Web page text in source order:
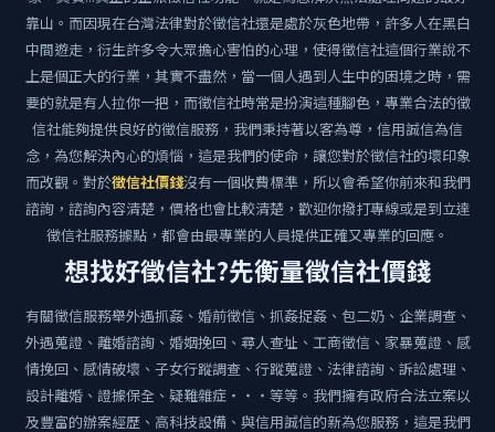
靠山。而因現在台灣法律對於徵信社還是處於灰色地帶，許多人在黑白
中間遊走，衍生許多令大眾擔心害怕的心理，使得徵信社這個行業說不
上是個正大的行業，其實不盡然，當一個人遇到人生中的困境之時，需
要的就是有人拉你一把，而徵信社時常是扮演這種腳色，專業合法的徵
信社能夠提供良好的徵信服務，我們秉持著以客為尊，信用誠信為信
念，為您解決內心的煩惱，這是我們的使命，讓您對於徵信社的壞印象
而改觀。對於徵信社價錢沒有一個收費標準，所以會希望你前來和我們
諮詢，諮詢內容清楚，價格也會比較清楚，歡迎你撥打專線或是到立達
徵信社服務據點，都會由最專業的人員提供正確又專業的回應。
想找好徵信社?先衡量徵信社價錢
有關徵信服務舉外遇抓姦、婚前徵信、抓姦捉姦、包二奶、企業調查、
外遇蒐證、離婚諮詢、婚姻挽回、尋人查址、工商徵信、家暴蒐證、感
情挽回、感情破壞、子女行蹤調查、行蹤蒐證、法律諮詢、訴訟處理、
設計離婚、證據保全、疑難雜症‧‧‧等等。我們擁有政府合法立案以
及豐富的辦案經歷、高科技設備、與信用誠信的新為您服務，這是我們